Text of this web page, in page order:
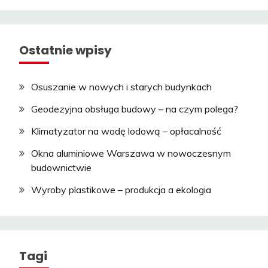
Ostatnie wpisy
Osuszanie w nowych i starych budynkach
Geodezyjna obsługa budowy – na czym polega?
Klimatyzator na wodę lodową – opłacalność
Okna aluminiowe Warszawa w nowoczesnym
budownictwie
Wyroby plastikowe – produkcja a ekologia
Tagi